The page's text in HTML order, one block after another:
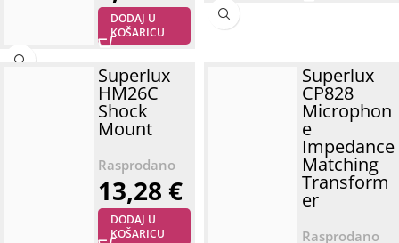
DODAJ U
KOŠARICU
Superlux
HM26C
Shock
Mount
13,28 €
DODAJ U
KOŠARICU
Superlux
CP828
Microphon
e
Impedance
Matching
Transform
er